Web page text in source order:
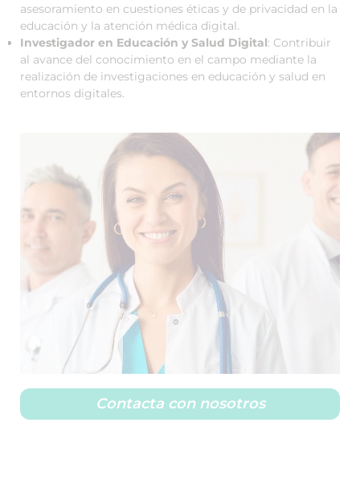
asesoramiento en cuestiones éticas y de privacidad en la
educación y la atención médica digital.
Investigador en Educación y Salud Digital: Contribuir
al avance del conocimiento en el campo mediante la
realización de investigaciones en educación y salud en
entornos digitales.
Contacta con nosotros